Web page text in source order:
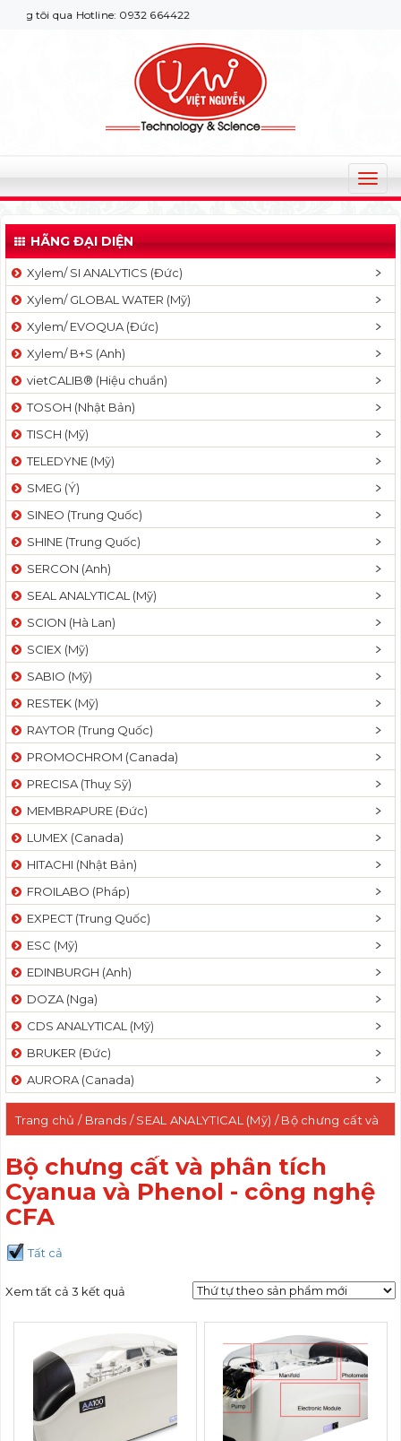
tôi qua Hotline: 0932 664422
T
o
g
l
v
a
t
n
HÃNG ĐẠI DIỆN
Xylem/ SI ANALYTICS (Đức)
Xylem/ GLOBAL WATER (Mỹ)
Xylem/ EVOQUA (Đức)
Xylem/ B+S (Anh)
vietCALIB® (Hiệu chuẩn)
TOSOH (Nhật Bản)
TISCH (Mỹ)
TELEDYNE (Mỹ)
SMEG (Ý)
SINEO (Trung Quốc)
SHINE (Trung Quốc)
SERCON (Anh)
SEAL ANALYTICAL (Mỹ)
SCION (Hà Lan)
SCIEX (Mỹ)
SABIO (Mỹ)
RESTEK (Mỹ)
RAYTOR (Trung Quốc)
PROMOCHROM (Canada)
PRECISA (Thuỵ Sỹ)
MEMBRAPURE (Đức)
LUMEX (Canada)
HITACHI (Nhật Bản)
FROILABO (Pháp)
EXPECT (Trung Quốc)
ESC (Mỹ)
EDINBURGH (Anh)
DOZA (Nga)
CDS ANALYTICAL (Mỹ)
BRUKER (Đức)
AURORA (Canada)
Trang chủ / Brands /SEAL ANALYTICAL (Mỹ) / Bộ chưng cất và
phân tích Cyanua và Phenol - công nghệ CFA
Bộ chưng cất và phân tích
Cyanua và Phenol - công nghệ
CFA
Tất cả
Xem tất cả 3 kết quả